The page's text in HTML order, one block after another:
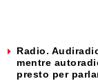
Radio.
mentre
presto per